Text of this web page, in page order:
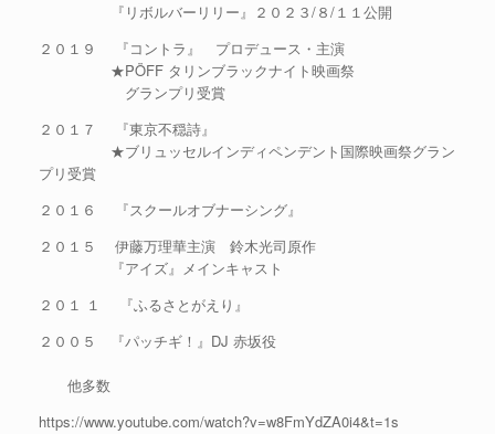
『リボルバーリリー』２０２３/８/１１公開
２０１９ 『コントラ』 プロデュース・主演
★PÖFF タリンブラックナイト映画祭
グランプリ受賞
２０１７ 『東京不穏詩』
★ブリュッセルインディペンデント国際映画祭グラン
プリ受賞
２０１６ 『スクールオブナーシング』
２０１５ 伊藤万理華主演 鈴木光司原作
『アイズ』メインキャスト
２０１ １ 『ふるさとがえり』
２００５ 『パッチギ！』DJ 赤坂役
他多数
https://www.youtube.com/watch?v=w8FmYdZA0i4&t=1s